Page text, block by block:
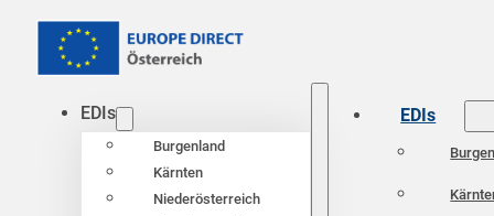
EDIs
Burgenland
Kärnten
Niederösterreich
EDIs